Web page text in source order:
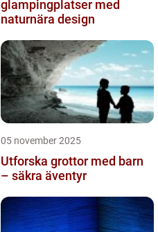
glampingplatser med
naturnära design
05 november 2025
Utforska grottor med barn
– säkra äventyr